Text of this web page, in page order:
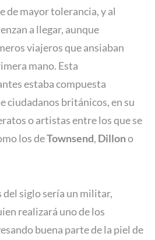
de mayor tolerancia, y al
a llegar, aunque
viajeros que ansiaban
mano. Esta
estaba compuesta
ciudadanos británicos, en su
o artistas entre los que se
los deTownsend, Dillono
del siglo sería un militar,
realizará uno de los
buena parte de la piel de